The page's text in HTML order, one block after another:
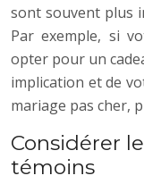
sont souvent plus
Par exemple, si
opter pour un
implication et de
mariage pas cher,
Considérer
témoins